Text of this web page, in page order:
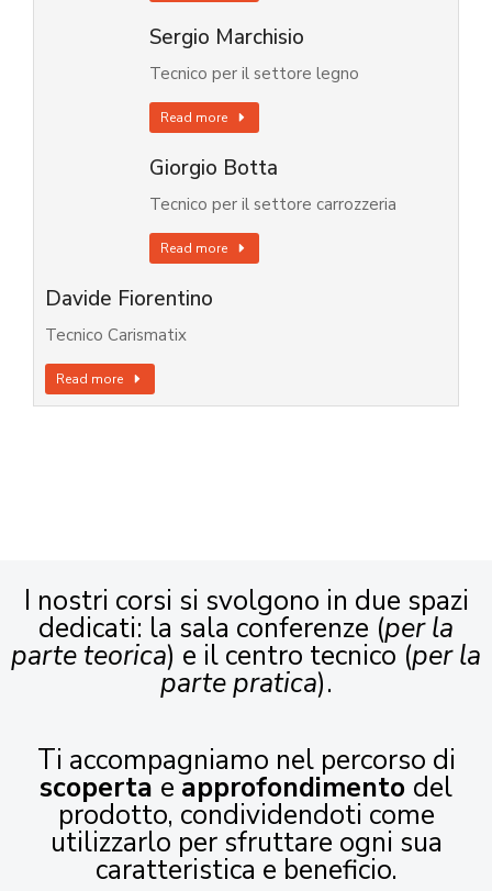
Sergio Marchisio
Tecnico per il settore legno
Read more
Giorgio Botta
Tecnico per il settore carrozzeria
Read more
Davide Fiorentino
Tecnico Carismatix
Read more
I nostri corsi si svolgono in due spazi
dedicati: la sala conferenze (per la
parte teorica) e il centro tecnico (per la
parte pratica).
Ti accompagniamo nel percorso di
scoperta e approfondimento del
prodotto, condividendoti come
utilizzarlo per sfruttare ogni sua
caratteristica e beneficio.